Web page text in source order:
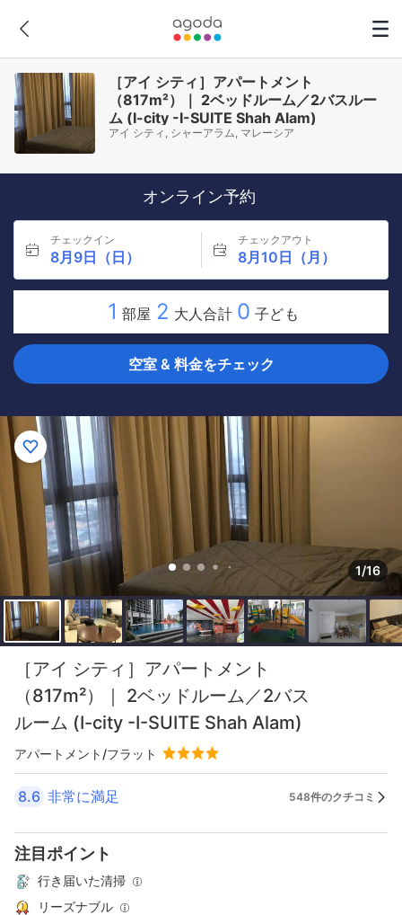
［アイ シティ］アパートメント
（817m²）｜ 2ベッドルーム／2バスルー
ム (I-city -I-SUITE Shah Alam)
アイ シティ, シャーアラム, マレーシア
オンライン予約
チェックイン
8月9日（日）
チェックアウト
8月10日（月）
1 部屋 2 大人合計 0 子ども
空室 & 料金をチェック
1/16
［アイ シティ］アパートメント
（817m²）｜ 2ベッドルーム／2バス
ルーム (I-city -I-SUITE Shah Alam)
アパートメント/フラット
8.6 非常に満足 548件のクチコミ
注目ポイント
行き届いた清掃
リーズナブル